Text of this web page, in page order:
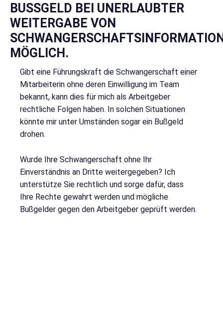
BUSSGELD BEI UNERLAUBTER W
EITERGABE VON S
ÖGLICH.
Gibt eine Führungskraft die Schwangerschaft einer
Mitarbeiterin ohne deren Einwilligung im Team
bekannt, kann dies für mich als Arbeitgeber
rechtliche Folgen haben. In solchen Situationen
könnte mir unter Umständen sogar ein Bußgeld
drohen.
Wurde Ihre Schwangerschaft ohne Ihr
Einverständnis an Dritte weitergegeben? Ich
unterstütze Sie rechtlich und sorge dafür, dass
Ihre Rechte gewahrt werden und mögliche
Bußgelder gegen den Arbeitgeber geprüft werden.